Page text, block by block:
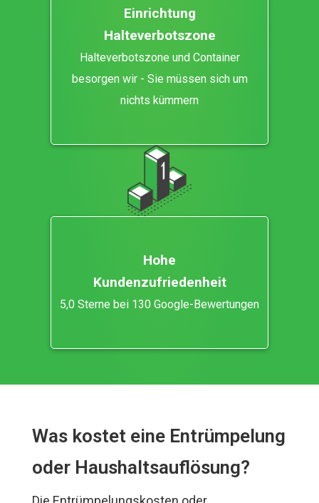
Einrichtung
Halteverbotszone
Halteverbotszone und Container
besorgen wir - Sie müssen sich um
nichts kümmern
Hohe
Kundenzufriedenheit
5,0 Sterne bei 130 Google-Bewertungen
Was kostet eine Entrümpelung
oder Haushaltsauflösung?